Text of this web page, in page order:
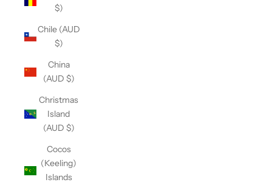
$)
Chile (AUD
$)
China
(AUD $)
Christmas
Island
(AUD $)
Cocos
(Keeling)
Islands